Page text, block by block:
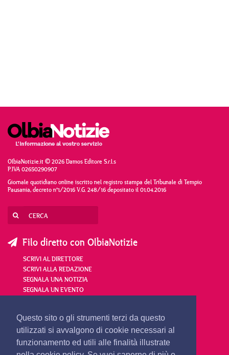
Questo sito o gli strumenti terzi da questo
utilizzati si avvalgono di cookie necessari al
funzionamento ed utili alle finalità illustrate
OlbiaNotizie.it © 2026 Damos Editore S.r.l.s
P.IVA 02650290907
Giornale quotidiano online iscritto nel registro stampa del Tribunale di Tempio
Pausania, decreto n°1/2016 V.G. 248/16 depositato il 01.04.2016
Filo diretto con OlbiaNotizie
SCRIVI AL DIRETTORE
SCRIVI ALLA REDAZIONE
SEGNALA UNA NOTIZIA
SEGNALA UN EVENTO
redazione@olbianotizie.it